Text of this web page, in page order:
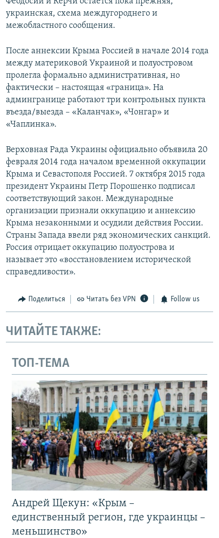
украинская, схема междугороднего и
межобластного сообщения.
После аннексии Крыма Россией в начале 2014 года
между материковой Украиной и полуостровом
пролегла формально административная, но
фактически – настоящая «граница». На
админгранице работают три контрольных пункта
въезда/выезда – «Каланчак», «Чонгар» и
«Чаплинка».
Верховная Рада Украины официально объявила 20
февраля 2014 года началом временной оккупации
Крыма и Севастополя Россией. 7 октября 2015 года
президент Украины Петр Порошенко подписал
соответствующий закон. Международные
организации признали оккупацию и аннексию
Крыма незаконными и осудили действия России.
Страны Запада ввели ряд экономических санкций.
Россия отрицает оккупацию полуострова и
называет это «восстановлением исторической
справедливости».
Поделиться Читать без VPN Follow us
ЧИТАЙТЕ ТАКЖЕ:
ТОП-ТЕМА
Андрей Щекун: «Крым –
единственный регион, где украинцы –
меньшинство»